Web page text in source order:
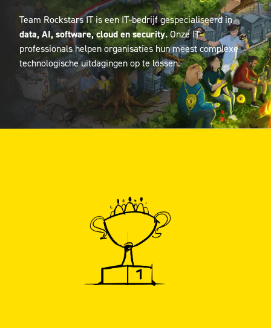
Team Rockstars IT is een IT-bedrijf gespecialiseerd in
data, AI, software, cloud en security.Onze IT-
professionals helpen organisaties hun meest complexe
technologische uitdagingen op te lossen.